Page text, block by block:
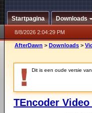
Startpagina Downloads
8/8/2026 2:04:29 PM
AfterDawn > Downloads >
Dit is een oude versie
TEncoder